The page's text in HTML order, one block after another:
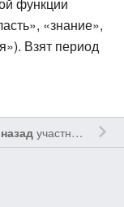
«знание»,
Взят период
участником